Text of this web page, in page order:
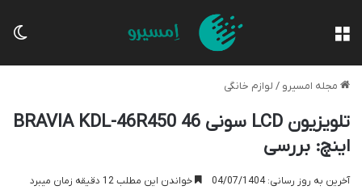
مجله امسیرو / لوازم خانگی
تلویزیون LCD سونی BRAVIA KDL-46R450 46
اینچ: بررسی
آخرین به روز رسانی: 04/07/1404 خواندن این مطلب 12 دقیقه زمان میبرد